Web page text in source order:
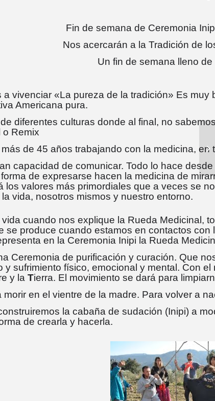
Fin de semana de Ceremonia
Nos acercarán a la Tradición de
Un fin de semana lleno
a vivenciar «La pureza de la tradición» Es
Americana pura.
diferentes culturas donde al final, no
o Remix
de 45 años trabajando con la medicina, en
capacidad de comunicar. Todo lo hace
de expresarse hacen la medicina de
los valores más primordiales que a veces se
vida, nosotros mismos y nuestro entorno.
vida cuando nos explique la Rueda Medicinal,
se produce cuando estamos en contactos
en la Ceremonia Inipi la Rueda
Ceremonia de purificación y curación. Que
y sufrimiento físico, emocional y mental. Con
y la Tierra. El movimiento se dará para
morir en el vientre de la madre. Para volver a
la cabaña de sudación (Inipi) a
de crearla y hacerla.